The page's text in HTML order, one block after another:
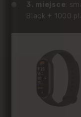
3. miejsce:
Black + 1000